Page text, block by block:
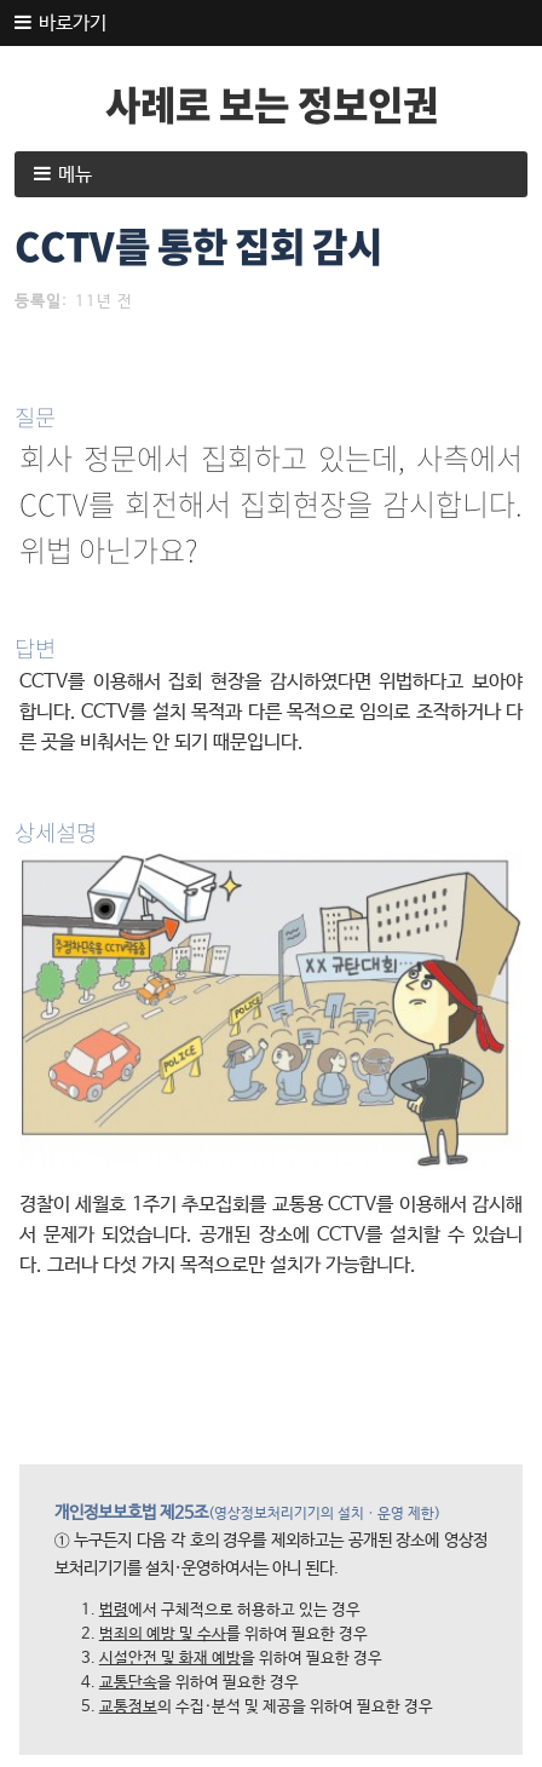
내
용
뛰
기
바로가기
사례로 보는 정보인권
용
으
로
너
메뉴
CCTV를 통한 집회 감시
등록일 : 11년 전
질문
회사 정문에서 집회하고 있는데, 사측에서
CCTV를 회전해서 집회현장을 감시합니다.
위법 아닌가요?
답변
CCTV를 이용해서 집회 현장을 감시하였다면 위법하다고 보아야
합니다. CCTV를 설치 목적과 다른 목적으로 임의로 조작하거나 다
른 곳을 비춰서는 안 되기 때문입니다.
상세설명
경찰이 세월호 1주기 추모집회를 교통용 CCTV를 이용해서 감시해
서 문제가 되었습니다. 공개된 장소에 CCTV를 설치할 수 있습니
다. 그러나 다섯 가지 목적으로만 설치가 가능합니다.
개인정보보호법 제25조(영상정보처리기기의 설치ㆍ운영 제한)
① 누구든지 다음 각 호의 경우를 제외하고는 공개된 장소에 영상정
보처리기기를 설치·운영하여서는 아니 된다.
법령에서 구체적으로 허용하고 있는 경우
범죄의 예방 및 수사를 위하여 필요한 경우
시설안전 및 화재 예방을 위하여 필요한 경우
교통단속을 위하여 필요한 경우
교통정보의 수집·분석 및 제공을 위하여 필요한 경우